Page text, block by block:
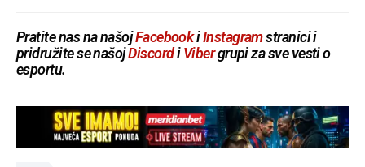
Pratite nas na našojFacebookiInstagramstranici i
pridružite se našojDiscordiVibergrupi za sve vesti o
esportu.